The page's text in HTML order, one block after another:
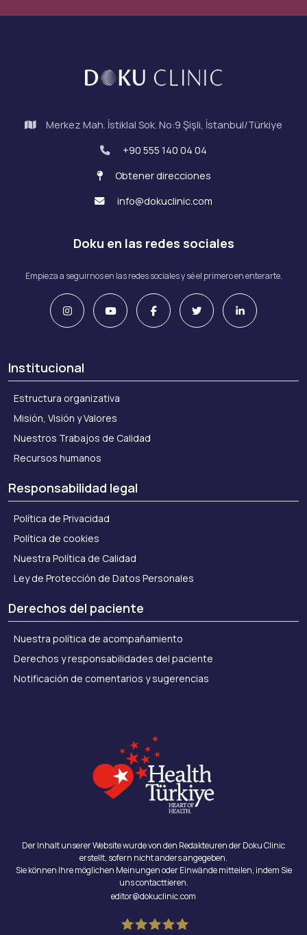
Merkez Mah. İstiklal Sok. No:9 Şişli, İstanbul/Türkiye
+90 555 140 04 04
Obtener direcciones
info@dokuclinic.com
Doku en las redes sociales
Empieza a seguirnos en las redes sociales y sé el primero en enterarte.
Institucional
Estructura organizativa
Misión, Visión y Valores
Nuestros Trabajos de Calidad
Recursos humanos
Responsabilidad legal
Política de Privacidad
Política de cookies
Nuestra Política de Calidad
Ley de Protección de Datos Personales
Derechos del paciente
Nuestra política de acompañamiento
Derechos y responsabilidades del paciente
Notificación de comentarios y sugerencias
Der Inhalt unserer Website wurde von den Redakteuren der Doku Clinic
erstellt, sofern nicht anders angegeben.
Sie können Ihre möglichen Meinungen oder Einwände mitteilen, indem Sie
uns contacttieren.
editor@dokuclinic.com